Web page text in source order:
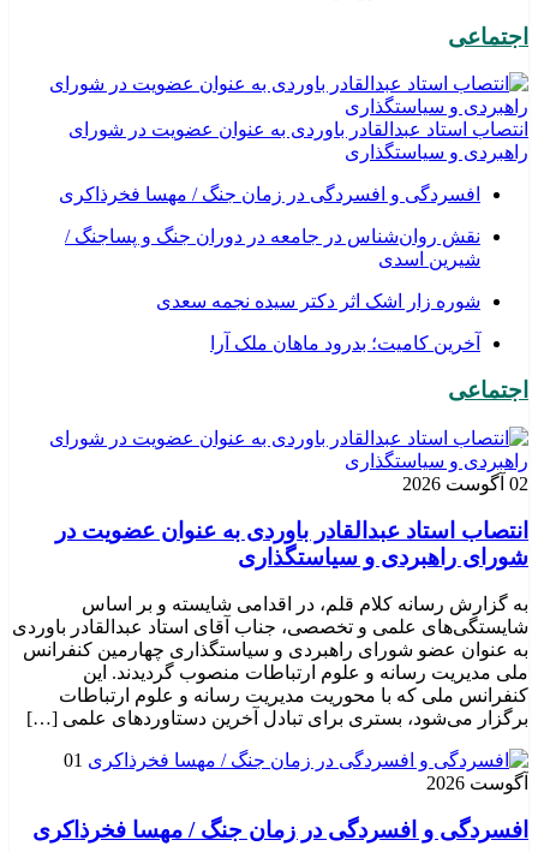
اجتماعی
انتصاب استاد عبدالقادر باوردی به عنوان عضویت در شورای
راهبردی و سیاستگذاری
افسردگی و افسردگی در زمان جنگ / مهسا فخرذاکری
نقش روان‌شناس در جامعه در دوران جنگ و پساجنگ /
شیرین اسدی
شوره زار اشک اثر دکتر سیده نجمه سعدی
​آخرین کامیت؛ بدرود ماهان ملک آرا
اجتماعی
02 آگوست 2026
انتصاب استاد عبدالقادر باوردی به عنوان عضویت در
شورای راهبردی و سیاستگذاری
به گزارش رسانه کلام قلم، در اقدامی شایسته و بر اساس
شایستگی‌های علمی و تخصصی، جناب آقای استاد عبدالقادر باوردی
به عنوان عضو شورای راهبردی و سیاستگذاری چهارمین کنفرانس
ملی مدیریت رسانه و علوم ارتباطات منصوب گردیدند. این
کنفرانس ملی که با محوریت مدیریت رسانه و علوم ارتباطات
برگزار می‌شود، بستری برای تبادل آخرین دستاوردهای علمی […]
01
آگوست 2026
افسردگی و افسردگی در زمان جنگ / مهسا فخرذاکری